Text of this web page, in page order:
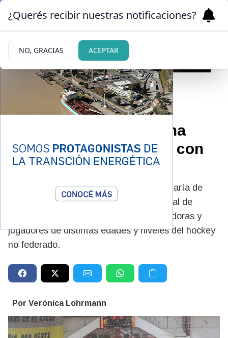
Deporte y diversión: una
mañana a puro hockey con
categorías formativas
La actividad, impulsada por la Subsecretaría de
Deportes municipal y la Escuela Municipal de
Hockey de la Escuela 123, reunió a jugadoras y
jugadores de distintas edades y niveles del hockey
no federado.
Por Verónica Lohrmann
¿Querés recibir nuestras notificaciones?
NO, GRACIAS ACEPTAR